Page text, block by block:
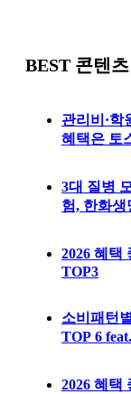
BEST 콘텐츠
관리비·학
혜택은 토
3대 질병
험, 한화생
2026 혜택
TOP3
소비패턴
TOP 6
2026 혜택